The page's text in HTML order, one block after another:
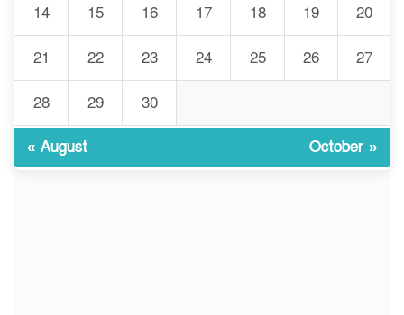
৮
জুলাই আন্দোলন ছিল সম্মিলিত,
লক্ষ্য হওয়া উচিত ঐক্য ও
রাষ্ট্রগঠন
৯
দেখে বিএসএফের রাবার বুলেট,
14 15 16 17 18 19 20
21 22 23 24 25 26 27
28 29 30
« August October »